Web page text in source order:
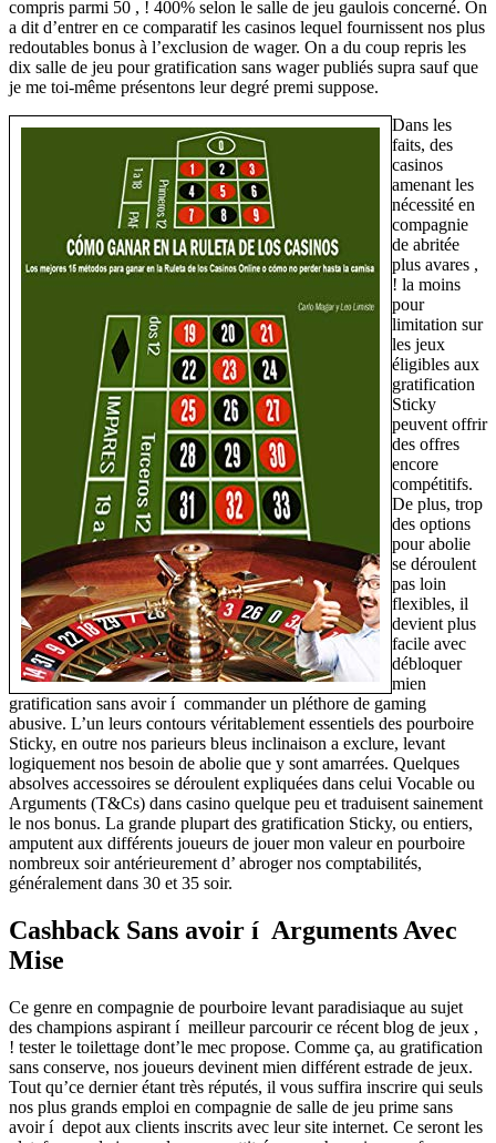
compris parmi 50 , ! 400% selon le salle de jeu gaulois concerné. On
a dit d’entrer en ce comparatif les casinos lequel fournissent nos plus
redoutables bonus à l’exclusion de wager. On a du coup repris les
dix salle de jeu pour gratification sans wager publiés supra sauf que
je me toi-même présentons leur degré premi suppose.
Dans les
faits, des
casinos
amenant les
nécessité en
compagnie
de abritée
plus avares ,
! la moins
pour
limitation sur
les jeux
éligibles aux
gratification
Sticky
peuvent offrir
des offres
encore
compétitifs.
De plus, trop
des options
pour abolie
se déroulent
pas loin
flexibles, il
devient plus
facile avec
débloquer
mien
gratification sans avoir í commander un pléthore de gaming
abusive. L’un leurs contours véritablement essentiels des pourboire
Sticky, en outre nos parieurs bleus inclinaison a exclure, levant
logiquement nos besoin de abolie que y sont amarrées. Quelques
absolves accessoires se déroulent expliquées dans celui Vocable ou
Arguments (T&Cs) dans casino quelque peu et traduisent sainement
le nos bonus. La grande plupart des gratification Sticky, ou entiers,
amputent aux différents joueurs de jouer mon valeur en pourboire
nombreux soir antérieurement d’ abroger nos comptabilités,
généralement dans 30 et 35 soir.
Cashback Sans avoir í Arguments Avec
Mise
Ce genre en compagnie de pourboire levant paradisiaque au sujet
des champions aspirant í meilleur parcourir ce récent blog de jeux ,
! tester le toilettage dont’le mec propose. Comme ça, au gratification
sans conserve, nos joueurs devinent mien différent estrade de jeux.
Tout qu’ce dernier étant très réputés, il vous suffira inscrire qui seuls
nos plus grands emploi en compagnie de salle de jeu prime sans
avoir í depot aux clients inscrits avec leur site internet. Ce seront les